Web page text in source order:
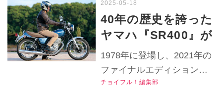
Twitter）はこちら！
るかも……？【チョ
イフル！おすすめ中
古バイク価格リサー
チ／2025年5月版】
の中古車実勢価格や中古バ
イクの特長をリサーチしま
す！▶▶▶『チョイフ
ル！』の公式Ｘ（旧
Twitter）はこちら！
40年の歴史を誇った
ヤマハ『SR400』が
辿り着いた最終モデ
ルの各部装備やディ
テールを解説！足つ
1978年に登場し、2021年の
ファイナルエディションま
で長い歴史を紡いだヤマハ
チョイフル！編集部